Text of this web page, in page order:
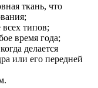
ткань, что
типов;
время года;
делается
или его передней